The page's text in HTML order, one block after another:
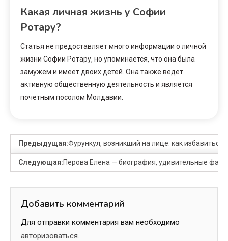
Какая личная жизнь у Софии
Ротару?
Статья не предоставляет много информации о личной
жизни Софии Ротару, но упоминается, что она была
замужем и имеет двоих детей. Она также ведет
активную общественную деятельность и является
почетным посолом Молдавии.
Предыдущая:Фурункул, возникший на лице: как избавиться
Следующая:Перова Елена — биография, удивительные
Добавить комментарий
Для отправки комментария вам необходимо
авторизоваться.